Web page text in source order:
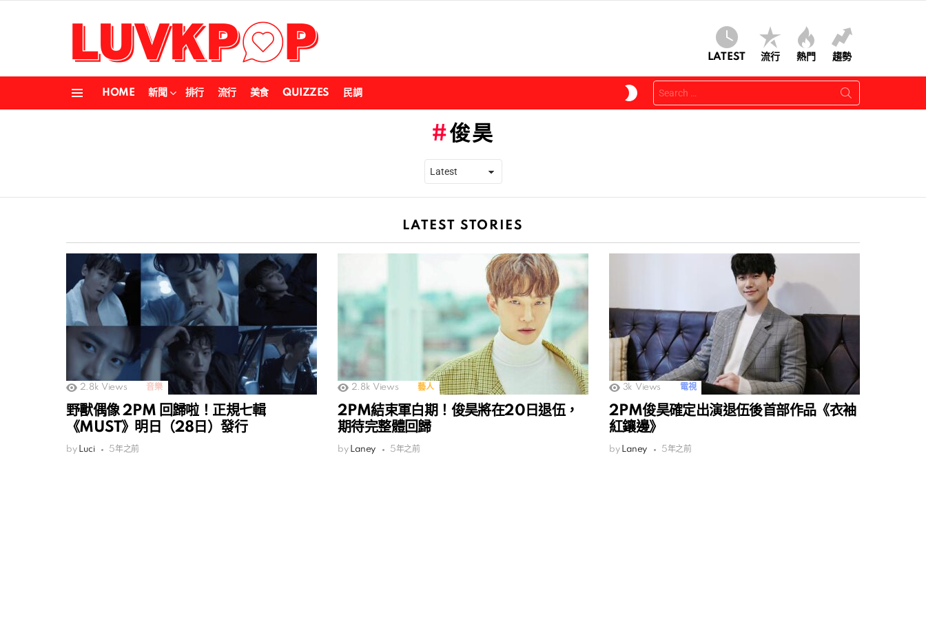
LATEST 流行 熱門 趨勢
HOME 新聞 排行 流行 美食 QUIZZES 民調
SKIN
Search
for:
俊昊
LATEST STORIES
2.8k Views 音樂
野獸偶像 2PM 回歸啦！正規七輯
《MUST》明日（28日）發行
by Luci 5年之前
2.8k Views 藝人
2PM結束軍白期！俊昊將在20日退伍，
期待完整體回歸
by Laney 5年之前
3k Views 電視
2PM俊昊確定出演退伍後首部作品《衣袖
紅鑲邊》
by Laney 5年之前